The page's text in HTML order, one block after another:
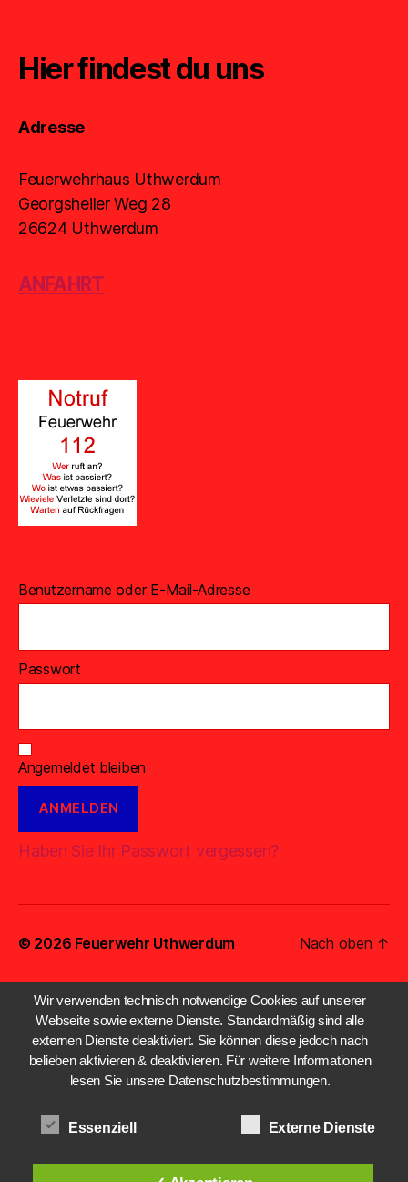
Hier findest du uns
Adresse
Feuerwehrhaus Uthwerdum
Georgsheiler Weg 28
26624 Uthwerdum
ANFAHRT
Benutzername oder E-Mail-Adresse
Passwort
Angemeldet bleiben
Haben Sie Ihr Passwort vergessen?
© 2026 Feuerwehr Uthwerdum Nach oben ↑
Wir verwenden technisch notwendige Cookies auf unserer
Webseite sowie externe Dienste. Standardmäßig sind alle
externen Dienste deaktiviert. Sie können diese jedoch nach
belieben aktivieren & deaktivieren. Für weitere Informationen
lesen Sie unsere Datenschutzbestimmungen.
Essenziell Externe Dienste